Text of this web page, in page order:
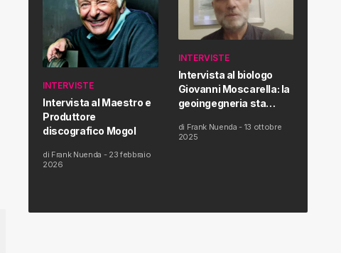
INTERVISTE
Intervista al Maestro e
Produttore
discografico Mogol
di Frank Nuenda - 23 febbraio
2026
INTERVISTE
Intervista al biologo
Giovanni Moscarella: la
geoingegneria sta
salute dell’uomo
di Frank Nuenda - 13 ottobre
2025